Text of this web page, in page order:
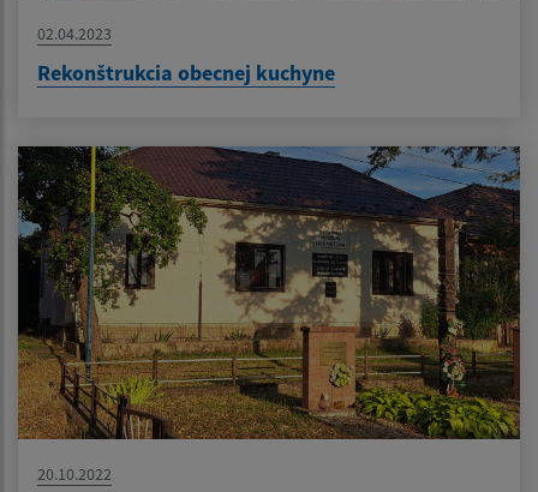
02.04.2023
Rekonštrukcia obecnej kuchyne
20.10.2022